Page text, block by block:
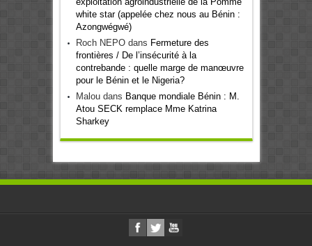
white star (appelée chez nous au Bénin :
Azongwégwé)
Roch NEPOdans Fermeture des
frontières / De l’insécurité à la
contrebande : quelle marge de manœuvre
pour le Bénin et le Nigeria?
Maloudans Banque mondiale Bénin : M.
Atou SECK remplace Mme Katrina
Sharkey